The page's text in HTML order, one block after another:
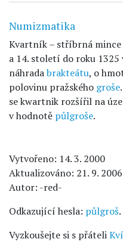
Numizmatika
Kvartník – stříbrná mince
a 14. století do roku 1325
náhradabrakteátu, o
polovinu pražského groše
se kwartnik rozšířil na
v hodnotě půlgroše.
Vytvořeno: 14. 3. 2000
Aktualizováno: 21. 9. 2006
Autor: -red-
Odkazující hesla: půlgroš.
Vyzkoušejte si s přáteli